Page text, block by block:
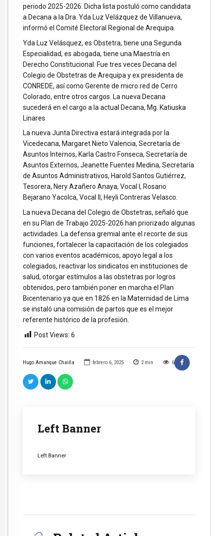
Hugo Amanque Chaiña febrero 6, 2025 2 min 6
Left Banner
Left Banner
periodo 2025-2026. Dicha lista postuló como candidata
a Decana a la Dra. Yda Luz Velázquez de Villanueva,
informó el Comité Electoral Regional de Arequipa.
Yda Luz Velásquez, es Obstetra, tiene una Segunda
Especialidad, es abogada, tiene una Maestría en
Derecho Constitucional. Fue tres veces Decana del
Colegio de Obstetras de Arequipa y ex presidenta de
CONREDE, así como Gerente de micro red de Cerro
Colorado, entre otros cargos. La nueva Decana
sucederá en el cargo a la actual Decana, Mg. Katiuska
Linares.
La nueva Junta Directiva estará integrada por la
Vicedecana, Margaret Nieto Valencia, Secretaría de
Asuntos Internos, Karla Castro Fonseca, Secretaría de
Asuntos Externos, Jeanette Fuentes Medina, Secretaría
de Asuntos Administrativos, Harold Santos Gutiérrez,
Tesorera, Nery Azañero Anaya, Vocal I, Rosario
Bejarano Yacolca, Vocal II, Heyli Contreras Velasco.
La nueva Decana del Colegio de Obstetras, señaló que
en su Plan de Trabajo 2025-2026 han priorizado algunas
actividades. La defensa gremial ante el recorte de sus
funciones, fortalecer la capacitación de los colegiados
con varios eventos académicos, apoyo legal a los
colegiados, reactivar los sindicatos en instituciones de
salud, otorgar estímulos a las obstetras por logros
obtenidos, pero también poner en marcha el Plan
Bicentenario ya que en 1826 en la Maternidad de Lima
se instaló una comisión de partos que es el mejor
referente histórico de la profesión.
Post Views: 6